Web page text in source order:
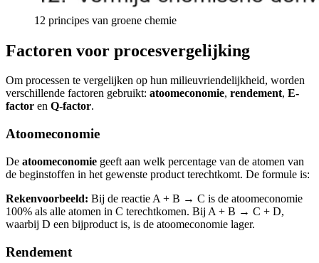
12 principes van groene chemie
Factoren voor procesvergelijking
Om processen te vergelijken op hun milieuvriendelijkheid, worden
verschillende factoren gebruikt: atoomeconomie, rendement, E-
factor en Q-factor.
Atoomeconomie
De atoomeconomie geeft aan welk percentage van de atomen van
de beginstoffen in het gewenste product terechtkomt. De formule is:
Rekenvoorbeeld: Bij de reactie A + B → C is de atoomeconomie
100% als alle atomen in C terechtkomen. Bij A + B → C + D,
waarbij D een bijproduct is, is de atoomeconomie lager.
Rendement